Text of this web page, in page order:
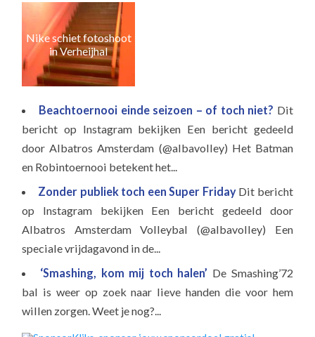
Nike schiet fotoshoot
in Verheijhal
Beachtoernooi einde seizoen – of toch niet? Dit
bericht op Instagram bekijken Een bericht gedeeld
door Albatros Amsterdam (@albavolley) Het Batman
en Robintoernooi betekent het...
Zonder publiek toch een Super Friday Dit bericht
op Instagram bekijken Een bericht gedeeld door
Albatros Amsterdam Volleybal (@albavolley) Een
speciale vrijdagavond in de...
‘Smashing, kom mij toch halen’ De Smashing’72
bal is weer op zoek naar lieve handen die voor hem
willen zorgen. Weet je nog?...